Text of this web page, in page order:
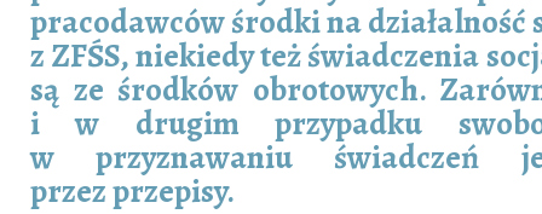
pracodawców środki na działalność
z ZFŚS, niekiedy też świadczenia
są ze środków obrotowych.
i w drugim przypadku
w przyznawaniu świadczeń
przez przepisy.